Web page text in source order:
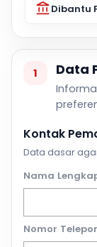
Dibantu
1 Data
Kontak
Data dasar
Nama
Nomor